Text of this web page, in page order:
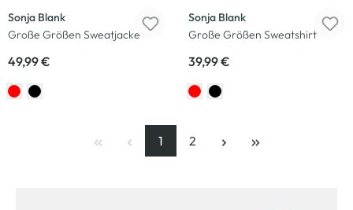
Sonja Blank
Große Größen Sweatjacke
49,99 €
Sonja Blank
Große Größen Sweatshirt
39,99 €
Seite
1
, aktuelle Seite
Seite
2